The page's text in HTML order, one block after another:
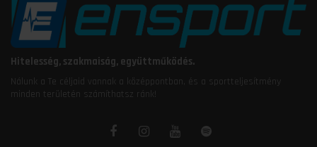
Hitelesség, szakmaiság, együttműködés.
Nálunk a Te céljaid vannak a középpontban, és a sportteljesítmény
minden területén számíthatsz ránk!